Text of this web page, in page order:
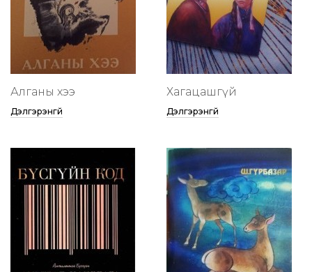
Алганы хээ
Дэлгэрэнгүй
Хагацашгүй
Дэлгэрэнгүй